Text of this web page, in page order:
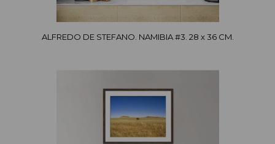
ALFREDO DE STEFANO. NAMIBIA #3. 28 x 36 CM.